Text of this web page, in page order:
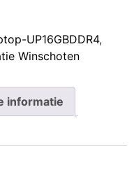
UP16GBDDR4,
Winschoten
informatie